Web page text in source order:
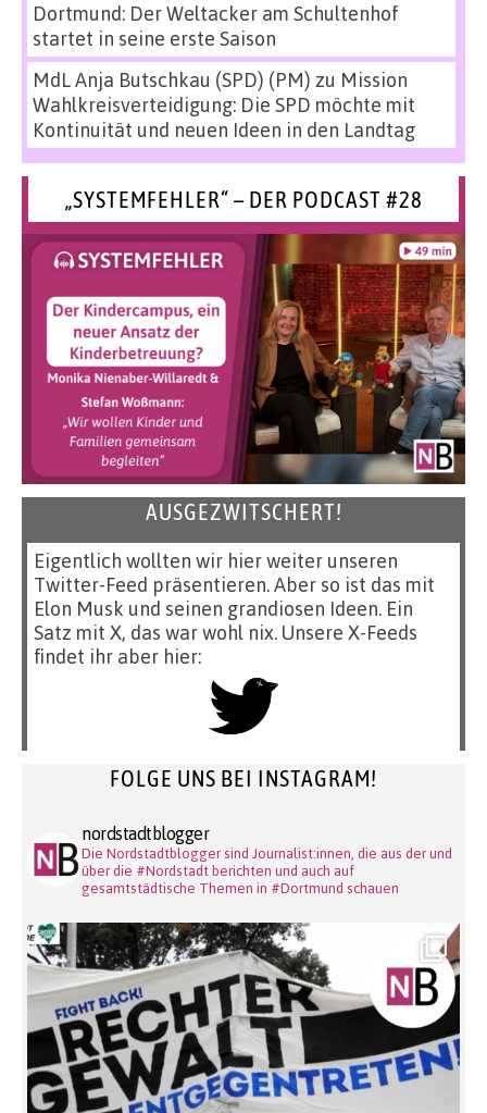
Dortmund: Der Weltacker am Schultenhof
startet in seine erste Saison
MdL Anja Butschkau (SPD) (PM) zu Mission
Wahlkreisverteidigung: Die SPD möchte mit
Kontinuität und neuen Ideen in den Landtag
„SYSTEMFEHLER“ – DER PODCAST #28
AUSGEZWITSCHERT!
Eigentlich wollten wir hier weiter unseren
Twitter-Feed präsentieren. Aber so ist das mit
Elon Musk und seinen grandiosen Ideen. Ein
Satz mit X, das war wohl nix. Unsere X-Feeds
findet ihr aber hier:
FOLGE UNS BEI INSTAGRAM!
nordstadtblogger
Die Nordstadtblogger sind Journalist:innen, die aus der und
über die #Nordstadt berichten und auch auf
gesamtstädtische Themen in #Dortmund schauen